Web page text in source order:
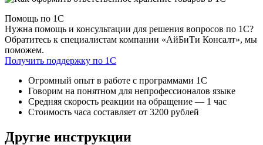
Помощь по 1С
Нужна помощь и консультации для решения вопросов по 1С?
Обратитесь к специалистам компании «АйБиТи Консалт», мы
поможем.
Получить поддержку по 1С
Огромный опыт в работе с программами 1С
Говорим на понятном для непрофессионалов языке
Средняя скорость реакции на обращение — 1 час
Стоимость часа составляет от 3200 рублей
Другие инструкции